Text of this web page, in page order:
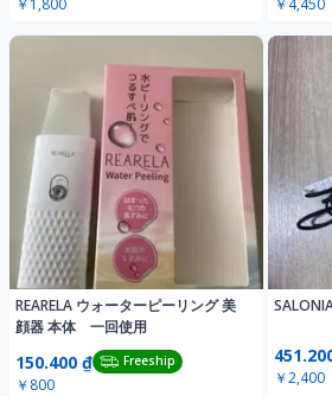
￥1,800 ￥4,450
REARELA ウォーターピーリング 美
顔器 本体 一回使用
150.400 ₫ Freeship
￥800 ￥2,400